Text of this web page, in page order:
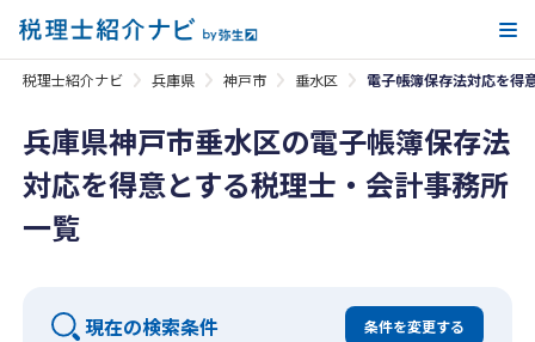
税理士紹介ナビ 兵庫県 神戸市 垂水区 電子帳簿保存法対応を得
兵庫県神戸市垂水区の電子帳簿保存法
対応を得意とする税理士・会計事務所
一覧
現在の検索条件 条件を変更する